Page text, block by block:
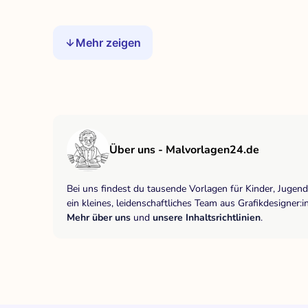
Mehr zeigen
Über uns - Malvorlagen24.de
Bei uns findest du tausende Vorlagen für Kinder,
ein kleines, leidenschaftliches Team aus
Mehr über uns und unsere Inhaltsrichtlinien.